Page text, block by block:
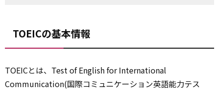
TOEICの基本情報
TOEICとは、Test of English for International
Communication(国際コミュニケーション英語能力テス